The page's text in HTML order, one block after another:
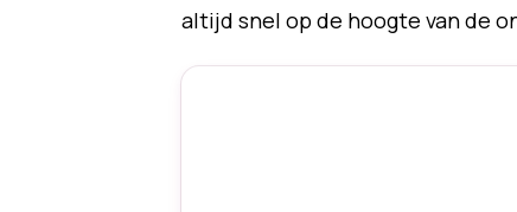
altijd snel op de hoogte van de